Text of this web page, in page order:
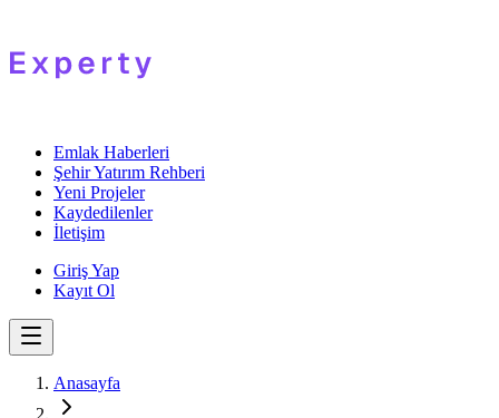
Emlak Haberleri
Şehir Yatırım Rehberi
Yeni Projeler
Kaydedilenler
İletişim
Giriş Yap
Kayıt Ol
Anasayfa